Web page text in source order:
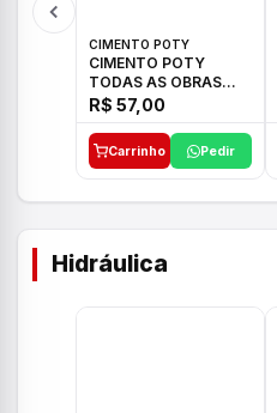
CIMENTO POTY
CIMENTO POTY
TODAS AS OBRAS
50KG CP-II F/32
R$ 57,00
Carrinho Pedir
Hidráulica